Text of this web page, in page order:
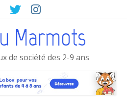
Marmots
de société des 2-9 ans